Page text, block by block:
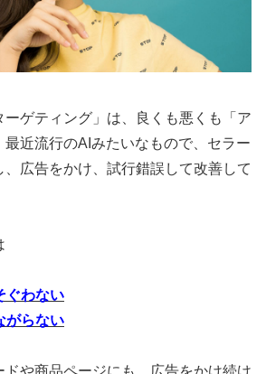
ーゲティング」は、良くも悪くも「ア
最近流行のAIみたいなもので、セラー
広告をかけ、試行錯誤して改善して
ぐわない
がらない
ドや商品ページにも、広告をかけ続け